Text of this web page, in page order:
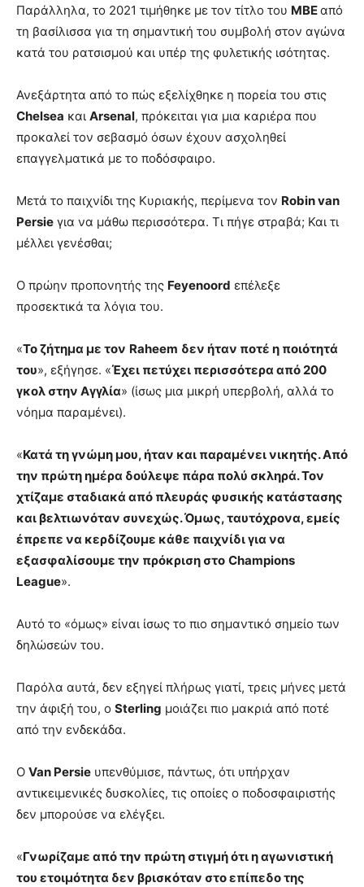
Παράλληλα, το 2021 τιμήθηκε με τον τίτλο του MBEαπό
τη βασίλισσα για τη σημαντική του συμβολή στον αγώνα
κατά του ρατσισμού και υπέρ της φυλετικής ισότητας.
Ανεξάρτητα από το πώς εξελίχθηκε η πορεία του στις
Chelsea και Arsenal, πρόκειται για μια καριέρα που
προκαλεί τον σεβασμό όσων έχουν ασχοληθεί
επαγγελματικά με το ποδόσφαιρο.
Μετά το παιχνίδι της Κυριακής, περίμενα τον Robin van
Persie για να μάθω περισσότερα. Τι πήγε στραβά; Και τι
μέλλει γενέσθαι;
Ο πρώην προπονητής της Feyenoord επέλεξε
προσεκτικά τα λόγια του.
«Το ζήτημα με τον Raheem δεν ήταν ποτέ η ποιότητά
του», εξήγησε. «Έχει πετύχει περισσότερα από 200
γκολ στην Αγγλία» (ίσως μια μικρή υπερβολή, αλλά το
νόημα παραμένει).
«Κατά τη γνώμη μου, ήταν και παραμένει νικητής. Από
την πρώτη ημέρα δούλεψε πάρα πολύ σκληρά. Τον
χτίζαμε σταδιακά από πλευράς φυσικής κατάστασης
και βελτιωνόταν συνεχώς. Όμως, ταυτόχρονα, εμείς
έπρεπε να κερδίζουμε κάθε παιχνίδι για να
εξασφαλίσουμε την πρόκριση στο Champions
League».
Αυτό το «όμως» είναι ίσως το πιο σημαντικό σημείο των
δηλώσεών του.
Παρόλα αυτά, δεν εξηγεί πλήρως γιατί, τρεις μήνες μετά
την άφιξή του, ο Sterling μοιάζει πιο μακριά από ποτέ
από την ενδεκάδα.
Ο Van Persie υπενθύμισε, πάντως, ότι υπήρχαν
αντικειμενικές δυσκολίες, τις οποίες ο ποδοσφαιριστής
δεν μπορούσε να ελέγξει.
«Γνωρίζαμε από την πρώτη στιγμή ότι η αγωνιστική
του ετοιμότητα δεν βρισκόταν στο επίπεδο της